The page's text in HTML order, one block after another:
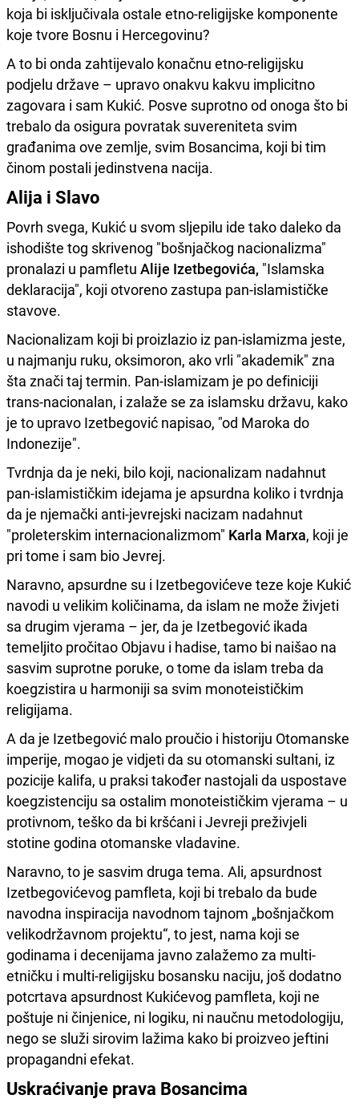
koja bi isključivala ostale etno-religijske komponente
koje tvore Bosnu i Hercegovinu?
A to bi onda zahtijevalo konačnu etno-religijsku
podjelu države – upravo onakvu kakvu implicitno
zagovara i sam Kukić. Posve suprotno od onoga što bi
trebalo da osigura povratak suvereniteta svim
građanima ove zemlje, svim Bosancima, koji bi tim
činom postali jedinstvena nacija.
Alija i Slavo
Povrh svega, Kukić u svom sljepilu ide tako daleko da
ishodište tog skrivenog "bošnjačkog nacionalizma"
pronalazi u pamfletu Alije Izetbegovića, "Islamska
deklaracija", koji otvoreno zastupa pan-islamističke
stavove.
Nacionalizam koji bi proizlazio iz pan-islamizma jeste,
u najmanju ruku, oksimoron, ako vrli "akademik" zna
šta znači taj termin. Pan-islamizam je po definiciji
trans-nacionalan, i zalaže se za islamsku državu, kako
je to upravo Izetbegović napisao, "od Maroka do
Indonezije".
Tvrdnja da je neki, bilo koji, nacionalizam nadahnut
pan-islamističkim idejama je apsurdna koliko i tvrdnja
da je njemački anti-jevrejski nacizam nadahnut
"proleterskim internacionalizmom" Karla Marxa, koji je
pri tome i sam bio Jevrej.
Naravno, apsurdne su i Izetbegovićeve teze koje Kukić
navodi u velikim količinama, da islam ne može živjeti
sa drugim vjerama – jer, da je Izetbegović ikada
temeljito pročitao Objavu i hadise, tamo bi naišao na
sasvim suprotne poruke, o tome da islam treba da
koegzistira u harmoniji sa svim monoteističkim
religijama.
A da je Izetbegović malo proučio i historiju Otomanske
imperije, mogao je vidjeti da su otomanski sultani, iz
pozicije kalifa, u praksi također nastojali da uspostave
koegzistenciju sa ostalim monoteističkim vjerama – u
protivnom, teško da bi kršćani i Jevreji preživjeli
stotine godina otomanske vladavine.
Naravno, to je sasvim druga tema. Ali, apsurdnost
Izetbegovićevog pamfleta, koji bi trebalo da bude
navodna inspiracija navodnom tajnom „bošnjačkom
velikodržavnom projektu“, to jest, nama koji se
godinama i decenijama javno zalažemo za multi-
etničku i multi-religijsku bosansku naciju, još dodatno
potcrtava apsurdnost Kukićevog pamfleta, koji ne
poštuje ni činjenice, ni logiku, ni naučnu metodologiju,
nego se služi sirovim lažima kako bi proizveo jeftini
propagandni efekat.
Uskraćivanje prava Bosancima